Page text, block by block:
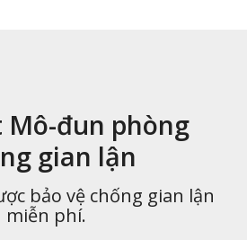
Mô-đun phòng
gian lận
bảo vệ chống gian lận
miễn phí.